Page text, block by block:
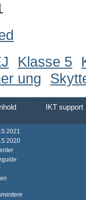
Klasse 5
ung
IKT support
2021
2020